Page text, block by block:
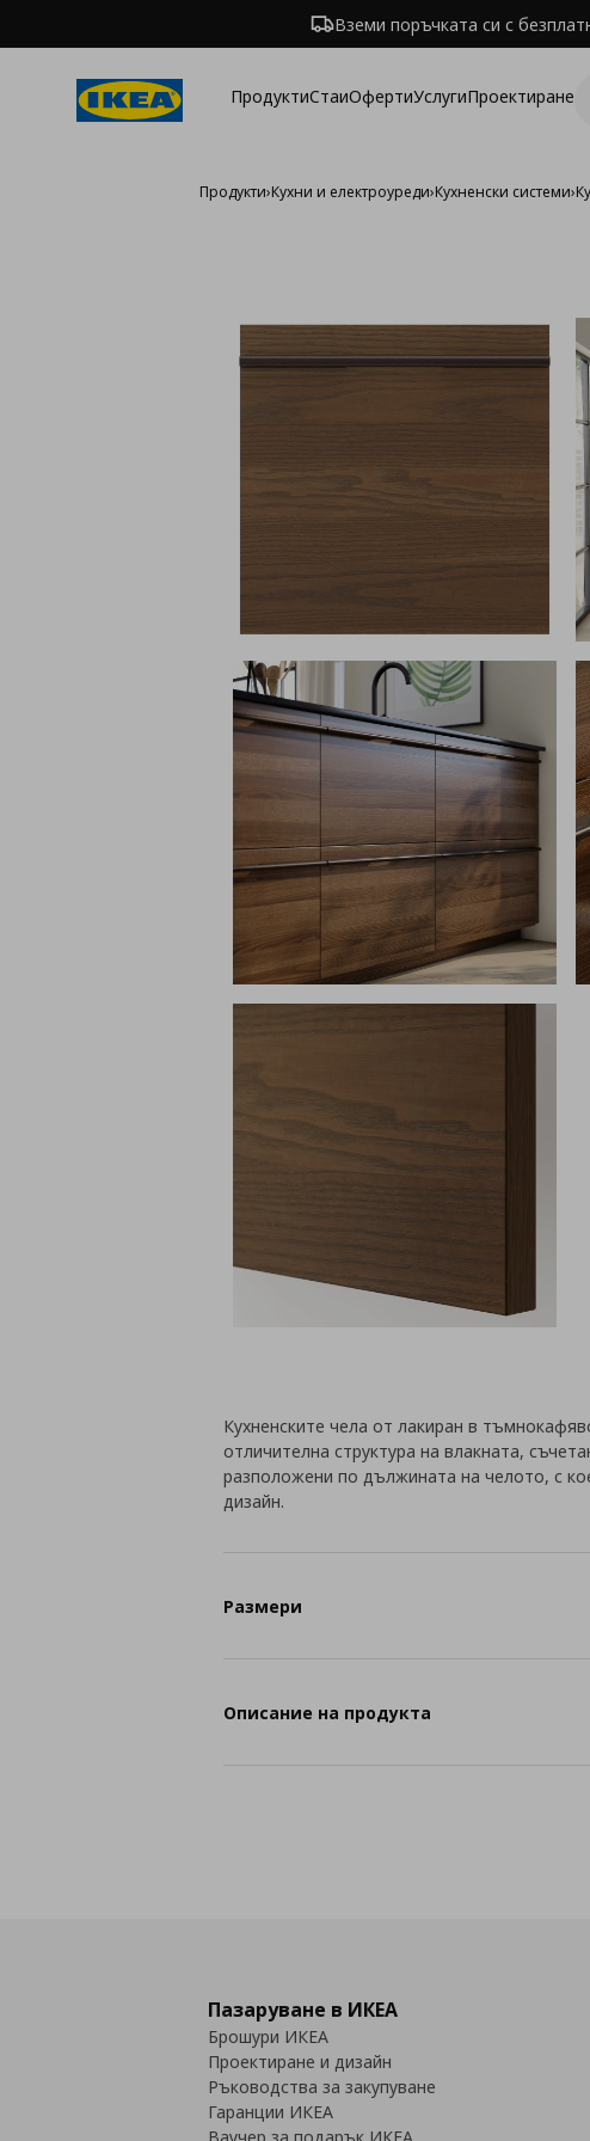
Вземи поръчката си с
ПродуктиСтаиОфертиУслугиПроектиране
Продукти›Кухни и електроуреди›Кухненски системи›
Кухненските чела от лакиран в
отличителна структура на влакната,
разположени по дължината на челото, с
дизайн.
Размери
Описание на продукта
Пазаруване в ИКЕА
Брошури ИКЕА
Проектиране и дизайн
Ръководства за закупуване
Гаранции ИКЕА